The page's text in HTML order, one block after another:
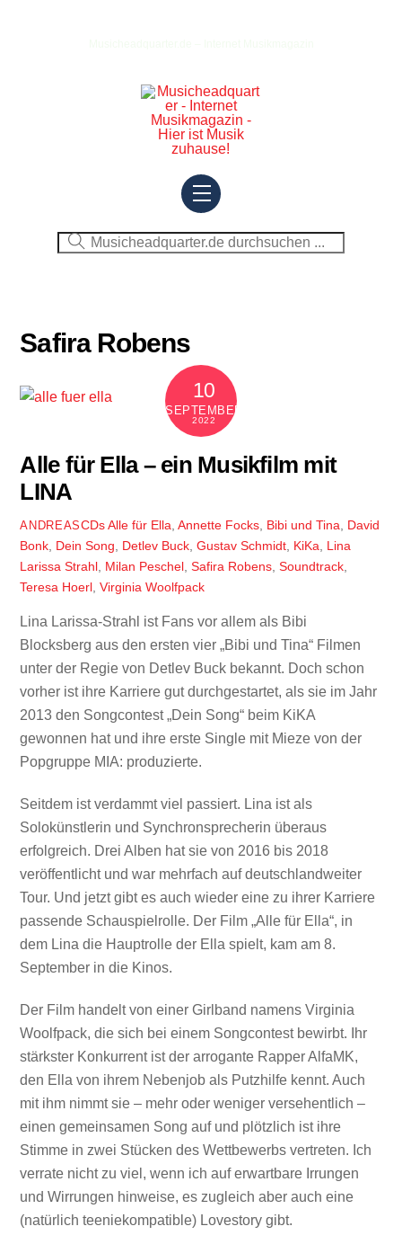
Menu
Safira Robens
10
SEPTEMBER
2022
Alle für Ella – ein Musikfilm mit
LINA
ANDREASCDsAlle für Ella Annette Focks, Bibi und Tina
David
Bonk Dein Song Detlev Buck ,Gustav Schmidt KiKa
Lina
Larissa Strahl Milan Peschel ,Safira Robens ,Soundtrack
Teresa Hoerl ,Virginia Woolfpack
Lina Larissa-Strahl ist Fans vor allem als Bibi
Blocksberg aus den ersten vier „Bibi und Tina“ Filmen
unter der Regie von Detlev Buck bekannt. Doch schon
vorher ist ihre Karriere gut durchgestartet, als sie im Jahr
2013 den Songcontest „Dein Song“ beim KiKA
gewonnen hat und ihre erste Single mit Mieze von der
Popgruppe MIA: produzierte.
Seitdem ist verdammt viel passiert. Lina ist als
Solokünstlerin und Synchronsprecherin überaus
erfolgreich. Drei Alben hat sie von 2016 bis 2018
veröffentlicht und war mehrfach auf deutschlandweiter
Tour. Und jetzt gibt es auch wieder eine zu ihrer Karriere
passende Schauspielrolle. Der Film „Alle für Ella“, in
dem Lina die Hauptrolle der Ella spielt, kam am 8.
September in die Kinos.
Der Film handelt von einer Girlband namens Virginia
Woolfpack, die sich bei einem Songcontest bewirbt. Ihr
stärkster Konkurrent ist der arrogante Rapper AlfaMK,
den Ella von ihrem Nebenjob als Putzhilfe kennt. Auch
mit ihm nimmt sie – mehr oder weniger versehentlich –
einen gemeinsamen Song auf und plötzlich ist ihre
Stimme in zwei Stücken des Wettbewerbs vertreten. Ich
verrate nicht zu viel, wenn ich auf erwartbare Irrungen
und Wirrungen hinweise, es zugleich aber auch eine
(natürlich teeniekompatible) Lovestory gibt.